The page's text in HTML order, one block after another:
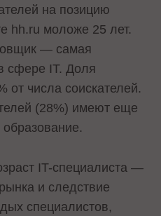
на позицию
hh.ru моложе 25 лет.
— самая
сфере IT. Доля
от числа соискателей.
(28%) имеют еще
IT-специалиста —
и следствие
специалистов,